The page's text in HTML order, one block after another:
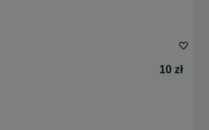
10 zł